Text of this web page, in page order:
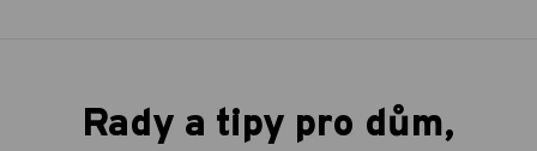
Rady a tipy pro dům,